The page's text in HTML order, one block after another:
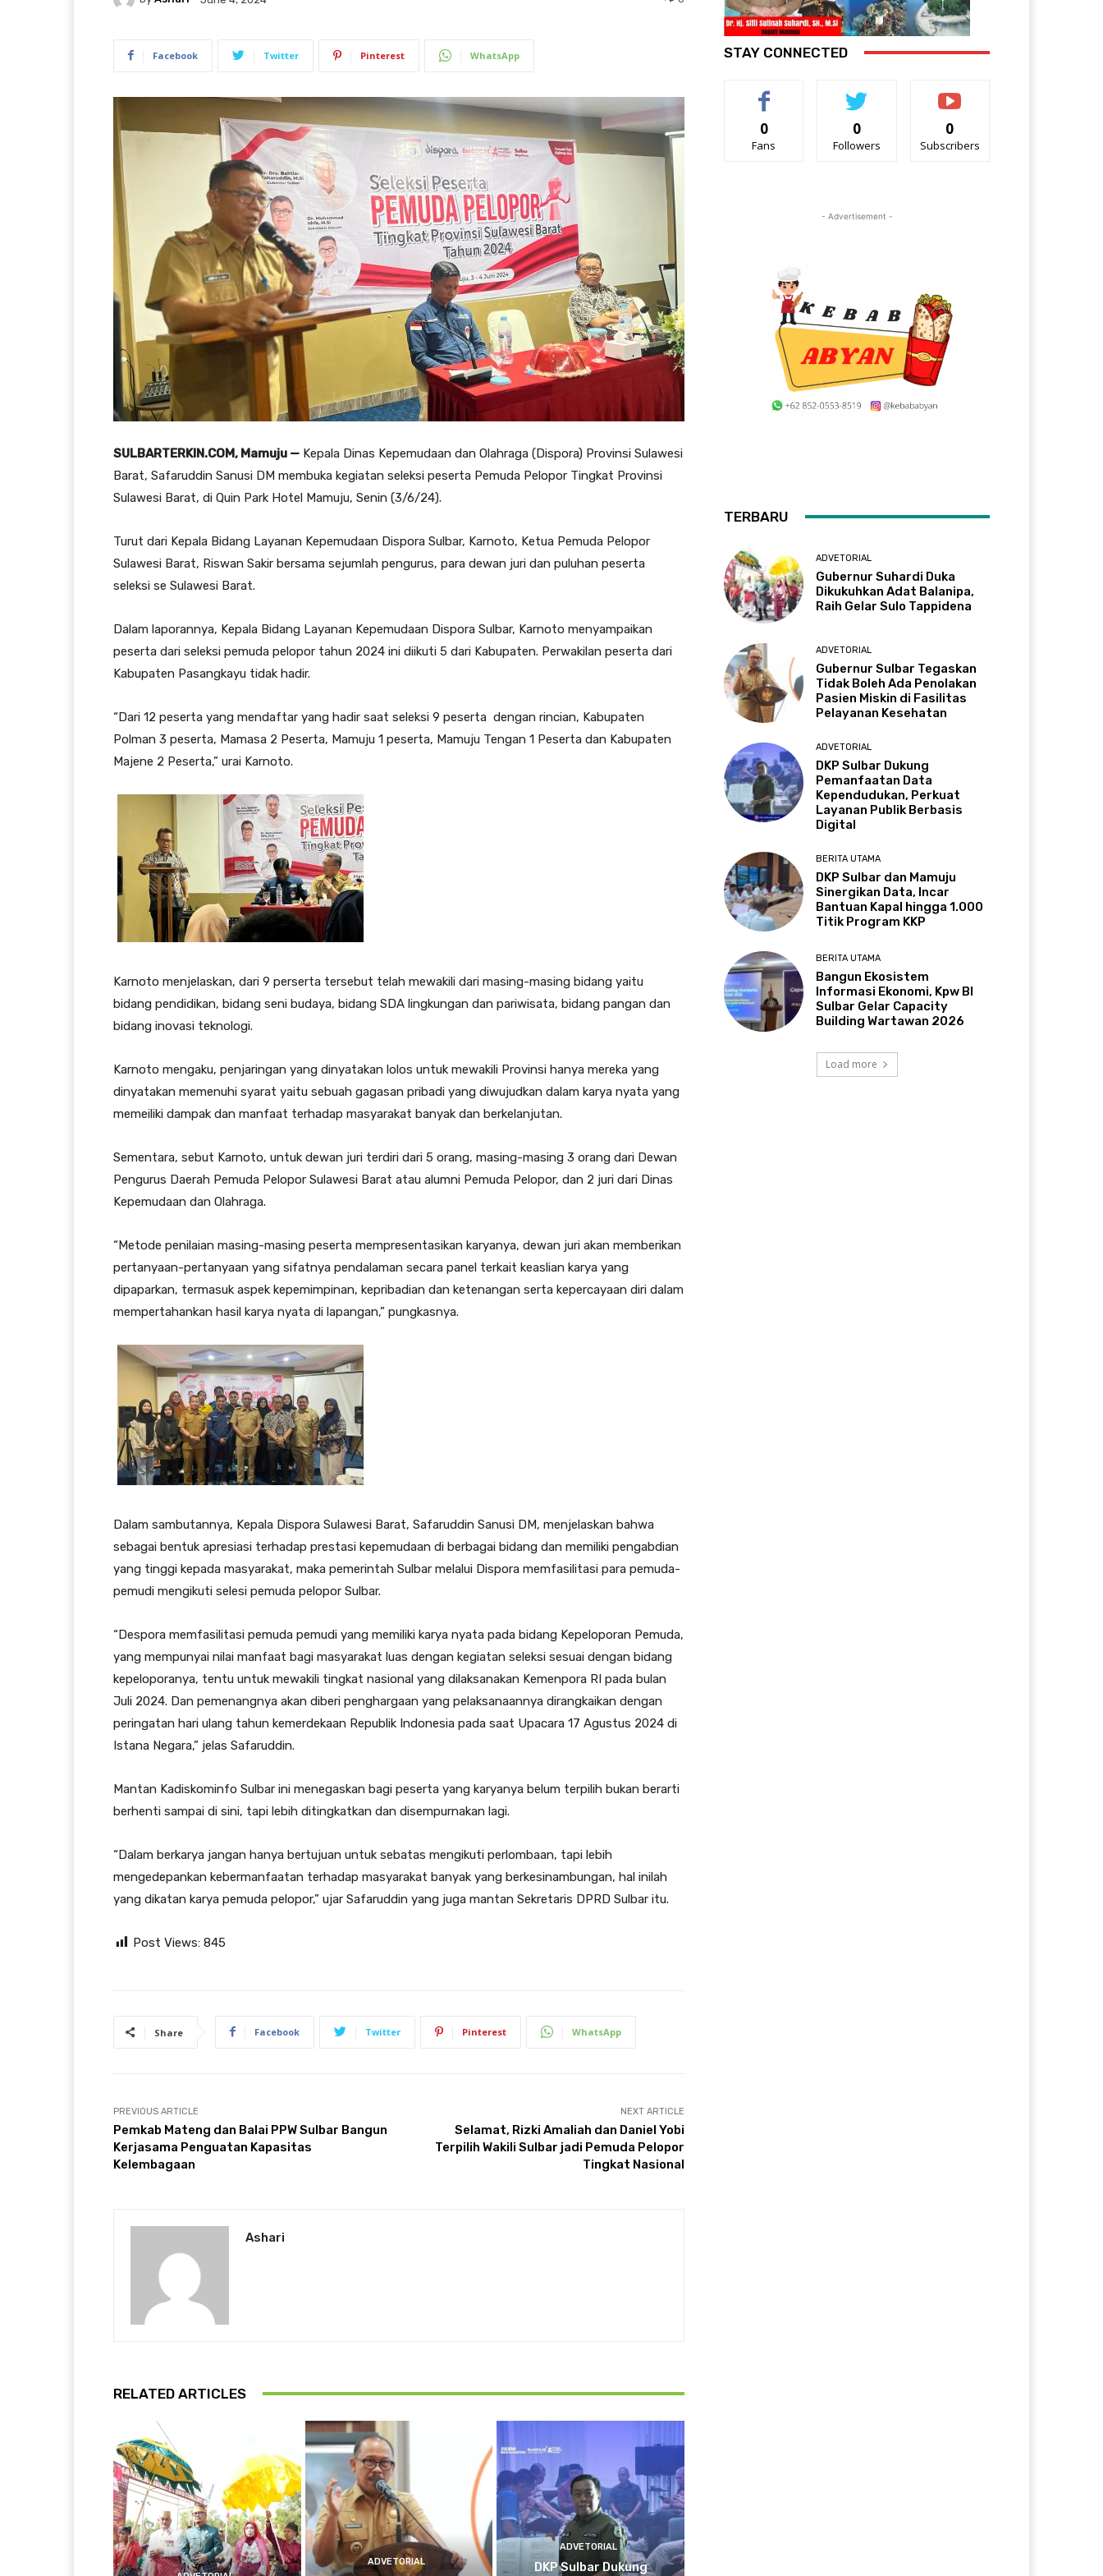
Facebook Twitter Pinterest WhatsApp
SULBARTERKIN.COM, Mamuju — Kepala Dinas Kepemudaan dan Olahraga (Dispora) Provinsi Sulawesi
Barat, Safaruddin Sanusi DM membuka kegiatan seleksi peserta Pemuda Pelopor Tingkat Provinsi
Sulawesi Barat, di Quin Park Hotel Mamuju, Senin (3/6/24).
Turut dari Kepala Bidang Layanan Kepemudaan Dispora Sulbar, Karnoto, Ketua Pemuda Pelopor
Sulawesi Barat, Riswan Sakir bersama sejumlah pengurus, para dewan juri dan puluhan peserta
seleksi se Sulawesi Barat.
Dalam laporannya, Kepala Bidang Layanan Kepemudaan Dispora Sulbar, Karnoto menyampaikan
peserta dari seleksi pemuda pelopor tahun 2024 ini diikuti 5 dari Kabupaten. Perwakilan peserta dari
Kabupaten Pasangkayu tidak hadir.
“Dari 12 peserta yang mendaftar yang hadir saat seleksi 9 peserta dengan rincian, Kabupaten
Polman 3 peserta, Mamasa 2 Peserta, Mamuju 1 peserta, Mamuju Tengan 1 Peserta dan Kabupaten
Majene 2 Peserta,” urai Karnoto.
Karnoto menjelaskan, dari 9 perserta tersebut telah mewakili dari masing-masing bidang yaitu
bidang pendidikan, bidang seni budaya, bidang SDA lingkungan dan pariwisata, bidang pangan dan
bidang inovasi teknologi.
Karnoto mengaku, penjaringan yang dinyatakan lolos untuk mewakili Provinsi hanya mereka yang
dinyatakan memenuhi syarat yaitu sebuah gagasan pribadi yang diwujudkan dalam karya nyata yang
memeiliki dampak dan manfaat terhadap masyarakat banyak dan berkelanjutan.
Sementara, sebut Karnoto, untuk dewan juri terdiri dari 5 orang, masing-masing 3 orang dari Dewan
Pengurus Daerah Pemuda Pelopor Sulawesi Barat atau alumni Pemuda Pelopor, dan 2 juri dari Dinas
Kepemudaan dan Olahraga.
“Metode penilaian masing-masing peserta mempresentasikan karyanya, dewan juri akan memberikan
pertanyaan-pertanyaan yang sifatnya pendalaman secara panel terkait keaslian karya yang
dipaparkan, termasuk aspek kepemimpinan, kepribadian dan ketenangan serta kepercayaan diri dalam
mempertahankan hasil karya nyata di lapangan,” pungkasnya.
Dalam sambutannya, Kepala Dispora Sulawesi Barat, Safaruddin Sanusi DM, menjelaskan bahwa
sebagai bentuk apresiasi terhadap prestasi kepemudaan di berbagai bidang dan memiliki pengabdian
yang tinggi kepada masyarakat, maka pemerintah Sulbar melalui Dispora memfasilitasi para pemuda-
pemudi mengikuti selesi pemuda pelopor Sulbar.
“Despora memfasilitasi pemuda pemudi yang memiliki karya nyata pada bidang Kepeloporan Pemuda,
yang mempunyai nilai manfaat bagi masyarakat luas dengan kegiatan seleksi sesuai dengan bidang
kepeloporanya, tentu untuk mewakili tingkat nasional yang dilaksanakan Kemenpora RI pada bulan
Juli 2024. Dan pemenangnya akan diberi penghargaan yang pelaksanaannya dirangkaikan dengan
peringatan hari ulang tahun kemerdekaan Republik Indonesia pada saat Upacara 17 Agustus 2024 di
Istana Negara,” jelas Safaruddin.
Mantan Kadiskominfo Sulbar ini menegaskan bagi peserta yang karyanya belum terpilih bukan berarti
berhenti sampai di sini, tapi lebih ditingkatkan dan disempurnakan lagi.
“Dalam berkarya jangan hanya bertujuan untuk sebatas mengikuti perlombaan, tapi lebih
mengedepankan kebermanfaatan terhadap masyarakat banyak yang berkesinambungan, hal inilah
yang dikatan karya pemuda pelopor,” ujar Safaruddin yang juga mantan Sekretaris DPRD Sulbar itu.
Post Views: 845
Share Facebook Twitter Pinterest WhatsApp
PREVIOUS ARTICLE
Pemkab Mateng dan Balai PPW Sulbar Bangun
Kerjasama Penguatan Kapasitas
Kelembagaan
NEXT ARTICLE
Selamat, Rizki Amaliah dan Daniel Yobi
Terpilih Wakili Sulbar jadi Pemuda Pelopor
Tingkat Nasional
Ashari
RELATED ARTICLES
ADVETORIAL
ADVETORIAL
DKP Sulbar Dukung
STAY CONNECTED
0
Fans
0
Followers
0
Subscribers
- Advertisement -
TERBARU
ADVETORIAL
Gubernur Suhardi Duka
Dikukuhkan Adat Balanipa,
Raih Gelar Sulo Tappidena
ADVETORIAL
Gubernur Sulbar Tegaskan
Tidak Boleh Ada Penolakan
Pasien Miskin di Fasilitas
Pelayanan Kesehatan
ADVETORIAL
DKP Sulbar Dukung
Pemanfaatan Data
Kependudukan, Perkuat
Layanan Publik Berbasis
Digital
BERITA UTAMA
DKP Sulbar dan Mamuju
Sinergikan Data, Incar
Bantuan Kapal hingga 1.000
Titik Program KKP
BERITA UTAMA
Bangun Ekosistem
Informasi Ekonomi, Kpw BI
Sulbar Gelar Capacity
Building Wartawan 2026
Load more